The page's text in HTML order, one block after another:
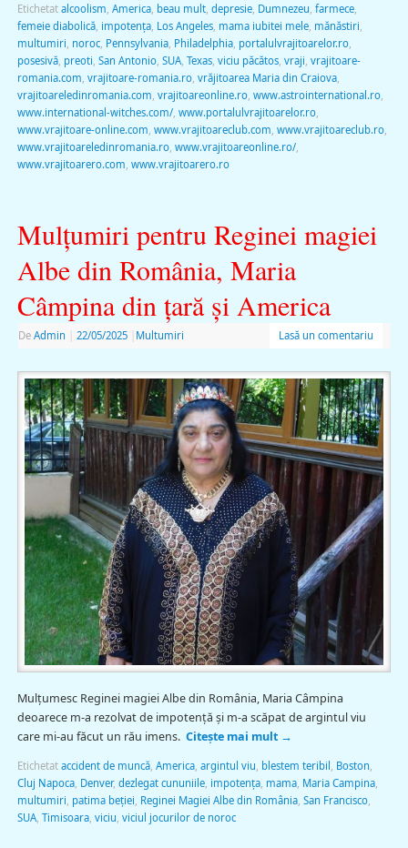
Etichetat alcoolism America, beau mult, depresie, Dumnezeu farmece,
femeie diabolică, impotenţa, Los Angeles, mama iubitei mele, mănăstiri
multumiri noroc, Pennsylvania, Philadelphia, portalulvrajitoarelor.ro,
posesivă, preoti San Antonio, SUA, Texas, viciu păcătos, vraji vrajitoare-
romania.com vrajitoare-romania.ro, vrăjitoarea Maria din Craiova,
vrajitoareledinromania.com vrajitoareonline.ro, www.astrointernational.ro,
www.international-witches.com/, www.portalulvrajitoarelor.ro,
www.vrajitoare-online.com www.vrajitoareclub.com www.vrajitoareclub.ro,
www.vrajitoareledinromania.ro, www.vrajitoareonline.ro/,
www.vrajitoarero.com www.vrajitoarero.ro
Mulțumiri pentru Reginei magiei
Albe din România, Maria
Câmpina din țară și America
De Admin 22/05/2025 Multumiri Lasă un comentariu
Mulţumesc Reginei magiei Albe din România, Maria Câmpina
deoarece m-a rezolvat de impotenţă și m-a scăpat de argintul viu
care mi-au făcut un rău imens. Citește mai mult →
Etichetat accident de muncă, America, argintul viu, blestem teribil , Boston,
Cluj Napoca, Denver, dezlegat cununiile, impotenţa, mama, Maria Campina,
multumiri, patima beţiei, Reginei Magiei Albe din România, San Francisco,
SUA, Timisoara, viciu, viciul jocurilor de noroc